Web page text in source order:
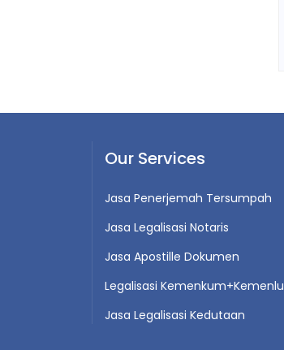
Our Services
Jasa Penerjemah Tersumpah
Jasa Legalisasi Notaris
Jasa Apostille Dokumen
Legalisasi Kemenkum+Kemenlu
Jasa Legalisasi Kedutaan